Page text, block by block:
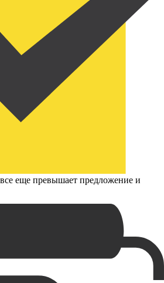
еще превышает предложение и